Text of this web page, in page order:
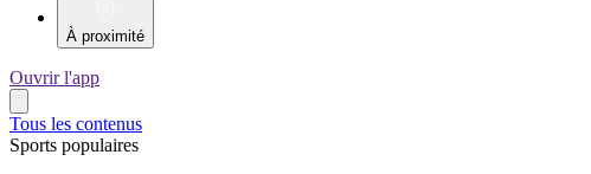
À proximité
Ouvrir l'app
Tous les contenus
Sports populaires